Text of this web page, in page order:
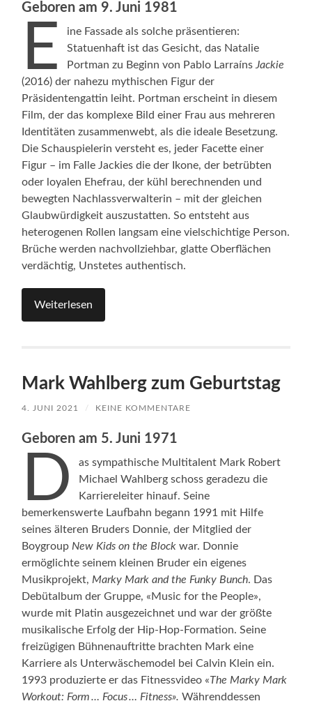
Geboren am 9. Juni 1981
E
ine Fassade als solche präsentieren:
Statuenhaft ist das Gesicht, das Natalie
Portman zu Beginn von Pablo LarraínsJackie
(2016) der nahezu mythischen Figur der
Präsidentengattin leiht. Portman erscheint in diesem
Film, der das komplexe Bild einer Frau aus mehreren
Identitäten zusammenwebt, als die ideale Besetzung.
Die Schauspielerin versteht es, jeder Facette einer
Figur – im Falle Jackies die der Ikone, der betrübten
oder loyalen Ehefrau, der kühl berechnenden und
bewegten Nachlassverwalterin – mit der gleichen
Glaubwürdigkeit auszustatten. So entsteht aus
heterogenen Rollen langsam eine vielschichtige Person.
Brüche werden nachvollziehbar, glatte Oberflächen
verdächtig, Unstetes authentisch.
Weiterlesen
Mark Wahlberg zum Geburtstag
4. JUNI 2021 / KEINE KOMMENTARE
Geboren am 5. Juni 1971
D
as sympathische Multitalent Mark Robert
Michael Wahlberg schoss geradezu die
Karriereleiter hinauf. Seine
bemerkenswerte Laufbahn begann 1991 mit Hilfe
seines älteren Bruders Donnie, der Mitglied der
BoygroupNew Kids on the Blockwar. Donnie
ermöglichte seinem kleinen Bruder ein eigenes
Musikprojekt,Marky Mark and the Funky Bunch. Das
Debütalbum der Gruppe, «Music for the People»,
wurde mit Platin ausgezeichnet und war der größte
musikalische Erfolg der Hip-Hop-Formation. Seine
freizügigen Bühnenauftritte brachten Mark eine
Karriere als Unterwäschemodel bei Calvin Klein ein.
1993 produzierte er das Fitnessvideo «The Marky Mark
Workout: Form … Focus … Fitness». Währenddessen